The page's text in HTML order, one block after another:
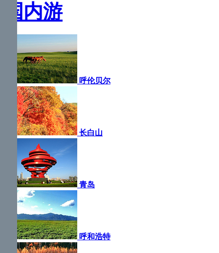
国内游
呼伦贝尔
长白山
青岛
呼和浩特